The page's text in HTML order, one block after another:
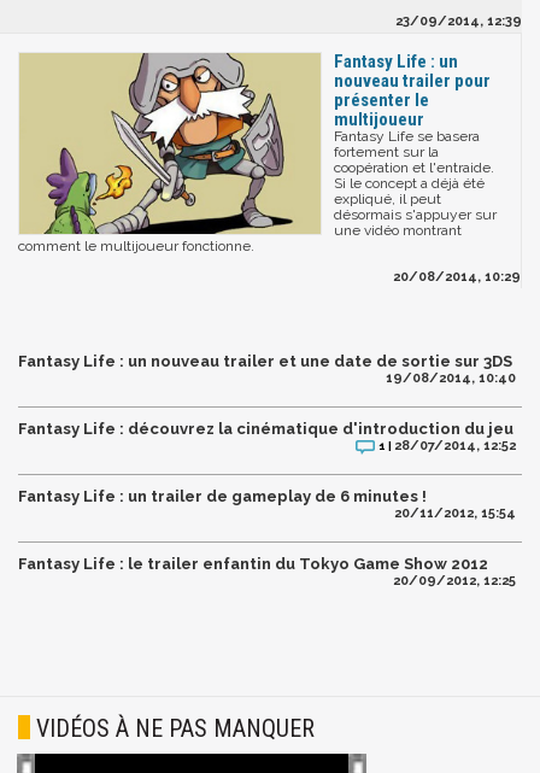
23/09/2014, 12:39
Fantasy Life : un
nouveau trailer pour
présenter le
multijoueur
Fantasy Life se basera
fortement sur la
coopération et l'entraide.
Si le concept a déjà été
expliqué, il peut
désormais s'appuyer sur
une vidéo montrant
comment le multijoueur fonctionne.
20/08/2014, 10:29
Fantasy Life : un nouveau trailer et une date de sortie sur 3DS
19/08/2014, 10:40
Fantasy Life : découvrez la cinématique d'introduction du jeu
1 | 28/07/2014, 12:52
Fantasy Life : un trailer de gameplay de 6 minutes !
20/11/2012, 15:54
Fantasy Life : le trailer enfantin du Tokyo Game Show 2012
20/09/2012, 12:25
VIDÉOS À NE PAS MANQUER